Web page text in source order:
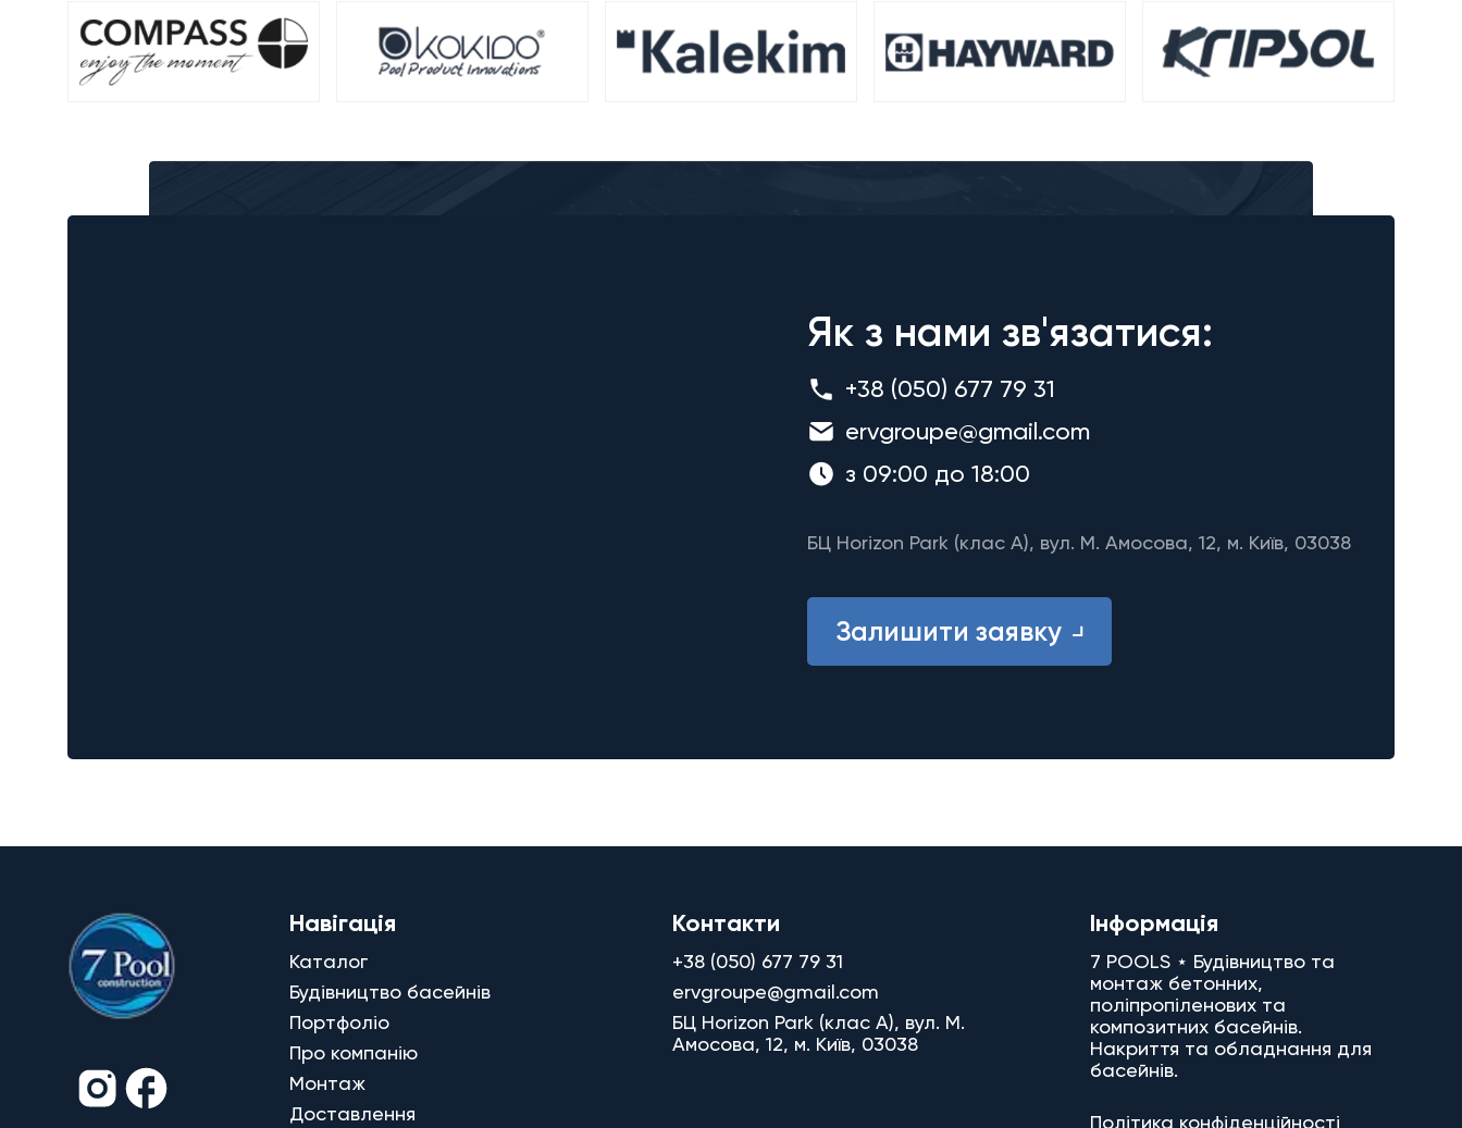
Як з нами зв'язатися:
+38 (050) 677 79 31
ervgroupe@gmail.com
з 09:00 до 18:00
БЦ Horizon Park (клас A), вул. М. Амосова, 12, м. Київ, 03038
Залишити заявку
Навігація
Каталог
Будівництво басейнів
Портфоліо
Про компанію
Монтаж
Доставлення
Контакти
+38 (050) 677 79 31
ervgroupe@gmail.com
БЦ Horizon Park (клас A), вул. М.
Амосова, 12, м. Київ, 03038
Інформація
7 POOLS ⋆ Будівництво та
монтаж бетонних,
поліпропіленових та
композитних басейнів.
Накриття та обладнання для
басейнів.
Політика конфіденційності